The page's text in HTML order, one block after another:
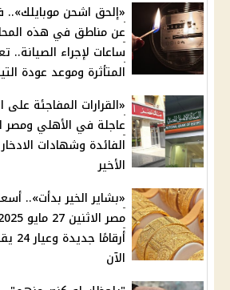
«إلحق اشحن موبايلك»..
ساعات لإجراء
المتأثرة وموعد عودة
«القرارات المفاجئة على
عاجلة في الأهلي
الفائدة وشهادات
الأخير
«بشاير الخير بدأت»..
الآن